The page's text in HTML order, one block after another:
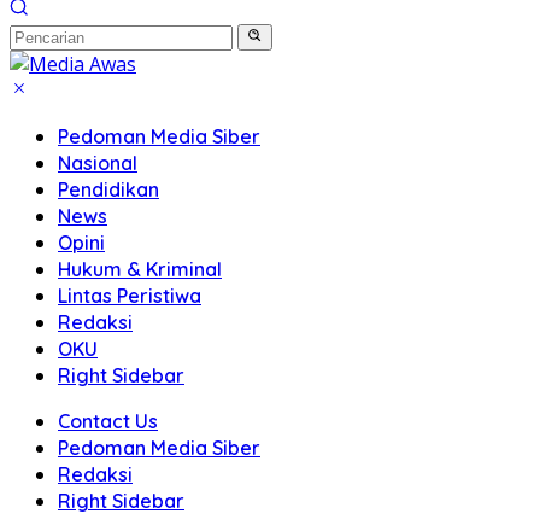
Pedoman Media Siber
Nasional
Pendidikan
News
Opini
Hukum & Kriminal
Lintas Peristiwa
Redaksi
OKU
Right Sidebar
Contact Us
Pedoman Media Siber
Redaksi
Right Sidebar